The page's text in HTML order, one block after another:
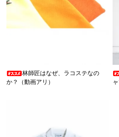
林師匠はなぜ、ラコステなの
か？（動画アリ）